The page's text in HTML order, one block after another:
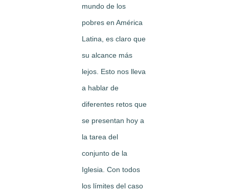
mundo de los
pobres en América
Latina, es claro que
su alcance más
lejos. Esto nos lleva
a hablar de
diferentes retos que
se presentan hoy a
la tarea del
conjunto de la
Iglesia. Con todos
los límites del caso